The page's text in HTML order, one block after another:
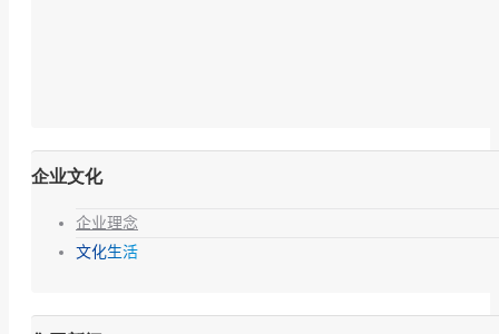
企业文化
企业理念
文化生活